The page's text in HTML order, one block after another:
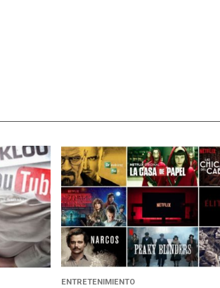
ENTRETENIMIENTO